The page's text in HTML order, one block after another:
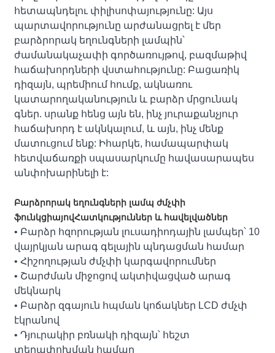
հետապնդելու փիլիսոփայությունը: Այս
պարտավորությունը արժանացրել է մեր
բարձրորակ եղունգների լամպին՝
ժամանակաչափի գործառույթով, բազմաթիվ
հաճախորդների վստահությունը: Բացառիկ
դիզայն, պրեմիում հումք, ակնառու
կատարողականություն և բարձր մրցունակ
գներ. սրանք հենց այն են, ինչ յուրաքանչյուր
հաճախորդ է ակնկալում, և այն, ինչ մենք
մատուցում ենք: Իհարկե, համապարփակ
հետվաճառքի սպասարկումը հավասարապես
անփոխարինելի է:
Բարձրորակ եղունգների լամպ ժմչփի
ֆունկցիայովՀատկություններ և հավելվածներ
• Բարձր հզորության լուսադիոդային լամպեր՝ 10
վայրկյան արագ գելային պնդացման համար
• Հիշողության ժմչփի կարգավորումներ
• Շարժման միջոցով ակտիվացված արագ
մեկնարկ
• Բարձր զգայուն հպման կոճակներ LCD ժմչփ
էկրանով
• Դյուրակիր բռնակի դիզայն՝ հեշտ
տեղափոխման համար